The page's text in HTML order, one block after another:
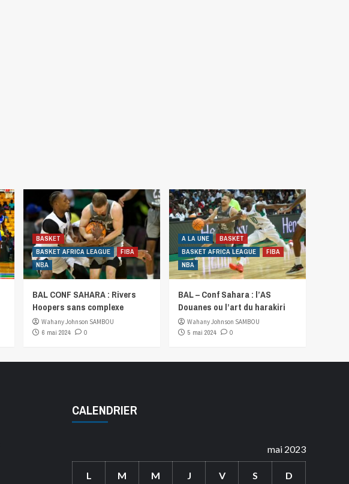
BASKET
BASKET AFRICA LEAGUE
FIBA
NBA
BAL CONF SAHARA : Rivers
Hoopers sans complexe
Wahany Johnson SAMBOU
6 mai 2024
0
A LA UNE
BASKET
BASKET AFRICA LEAGUE
FIBA
NBA
BAL – Conf Sahara : l’AS
Douanes ou l’art du harakiri
Wahany Johnson SAMBOU
5 mai 2024
0
CALENDRIER
mai 2023
L M M J V S D